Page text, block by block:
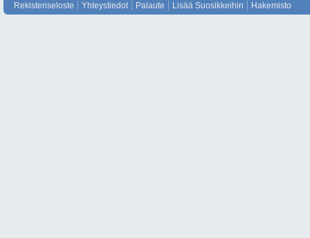
Rekisteriseloste Yhteystiedot Palaute Lisää Suosikkeihin Hakemisto